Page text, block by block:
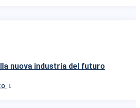
nuova industria del futuro